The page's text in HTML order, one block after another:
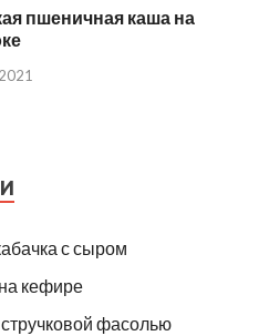
пшеничная каша на
с сыром
кефире
фасолью